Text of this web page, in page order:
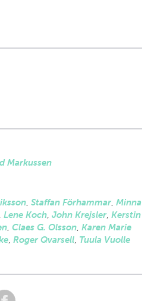
Markussen
, Staffan Förhammar, Minna
Lene Koch, John Krejsler, Kerstin
, Claes G. Olsson, Karen Marie
, Roger Qvarsell, Tuula Vuolle